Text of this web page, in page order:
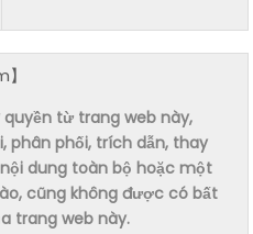
quyền từ trang web này,
phân phối, trích dẫn, thay
dung toàn bộ hoặc một
cũng không được có bất
trang web này.